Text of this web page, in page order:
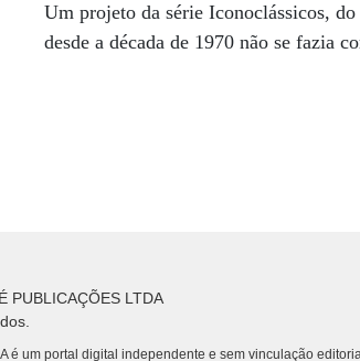
Um projeto da série Iconoclássicos,
desde a década de 1970 não se fazia
PUBLICAÇÕES LTDA
é um portal digital independente e sem vinculação